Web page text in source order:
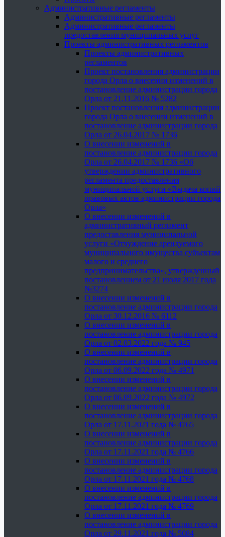
Административные регламенты
Административные регламенты
Административные регламенты
предоставления муниципальных услуг
Проекты административных регламентов
Проекты административных
регламентов
Проект постановления администрации
города Орла о внесении изменений в
постановление администрации города
Орла от 21.11.2016 № 5282
Проект постановления администрации
города Орла о внесении изменений в
постановление администрации города
Орла от 26.04.2017 № 1736
О внесении изменений в
постановление администрации города
Орла от 26.04.2017 № 1736 «Об
утверждении административного
регламента предоставления
муниципальной услуги «Выдача копий
правовых актов администрации города
Орла»
О внесении изменений в
административный регламент
предоставления муниципальной
услуги «Отчуждение арендуемого
муниципального имущества субъектам
малого и среднего
предпринимательства», утвержденный
постановлением от 21 июля 2017 года
№3274
О внесении изменений в
постановление администрации города
Орла от 30.12.2016 № 6112
О внесении изменений в
постановление администрации города
Орла от 02.03.2022 года № 945
О внесении изменений в
постановление администрации города
Орла от 06.09.2022 года № 4971
О внесении изменений в
постановление администрации города
Орла от 06.09.2022 года № 4972
О внесении изменений в
постановление администрации города
Орла от 17.11.2021 года № 4765
О внесении изменений в
постановление администрации города
Орла от 17.11.2021 года № 4766
О внесении изменений в
постановление администрации города
Орла от 17.11.2021 года № 4768
О внесении изменений в
постановление администрации города
Орла от 17.11.2021 года № 4769
О внесении изменений в
постановление администрации города
Орла от 29.11.2021 года № 5084